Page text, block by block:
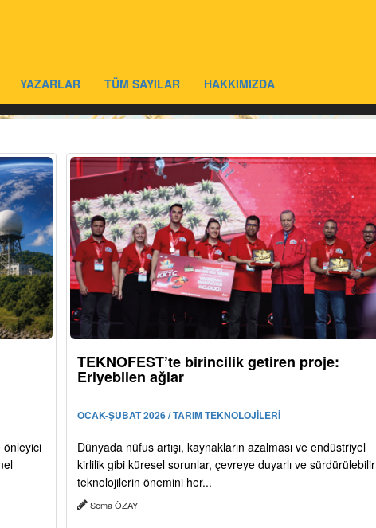
YAZARLAR TÜM SAYILAR HAKKIMIZDA
önleyici
TEKNOFEST’te birincilik getiren proje:
Eriyebilen ağlar
OCAK-ŞUBAT 2026 / TARIM TEKNOLOJİLERİ
Dünyada nüfus artışı, kaynakların azalması ve endüstriyel
kirlilik gibi küresel sorunlar, çevreye duyarlı ve sürdürülebilir
teknolojilerin önemini her...
Sema ÖZAY